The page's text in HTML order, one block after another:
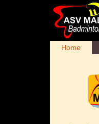
Home